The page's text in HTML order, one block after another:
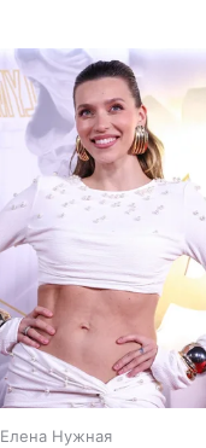
Елена Нужная